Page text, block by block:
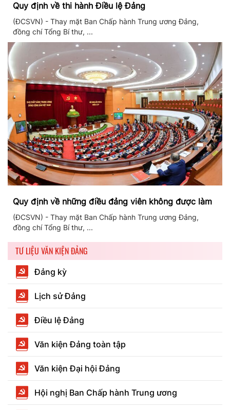
Quy định về thi hành Điều lệ Đảng
(ĐCSVN) - Thay mặt Ban Chấp hành Trung ương Đảng,
đồng chí Tổng Bí thư, ...
Quy định về những điều đảng viên không được làm
(ĐCSVN) - Thay mặt Ban Chấp hành Trung ương Đảng,
đồng chí Tổng Bí thư, ...
TƯ LIỆU VĂN KIỆN ĐẢNG
Đảng kỳ
Lịch sử Đảng
Điều lệ Đảng
Văn kiện Đảng toàn tập
Văn kiện Đại hội Đảng
Hội nghị Ban Chấp hành Trung ương